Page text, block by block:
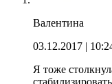
Валентина
03.12.2017 |
Я тоже